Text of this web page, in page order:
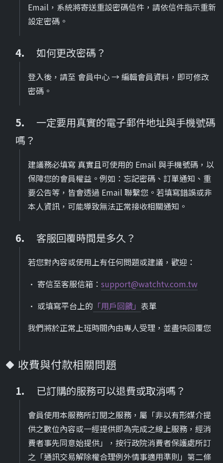
Email，系統將寄送重設密碼信件，請依信件指示重新
設定密碼。
如何更改密碼？
登入後，請至 會員中心 → 編輯會員資料，即可修改
密碼。
一定要用真實的電子郵件地址與手機號碼
嗎？
建議務必填寫 真實且可使用的 Email 與手機號碼，以
保障您的會員權益。例如：忘記密碼、訂單通知、重
要公告等，皆會透過 Email 聯繫您。若填寫錯誤或非
本人資訊，可能導致無法正常接收相關通知。
客服回覆時間是多久？
若您對內容或使用上有任何問題或建議，歡迎：
• 寄信至客服信箱：support@watchtv.com.tw
• 或填寫平台上的 「用戶回饋」表單
我們將於正常上班時間內由專人受理，並盡快回覆您
收費與付款相關問題
已訂購的服務可以退費或取消嗎？
會員使用本服務所訂閱之服務，屬「非以有形媒介提
供之數位內容或一經提供即為完成之線上服務，經消
費者事先同意始提供」，按行政院消費者保護處所訂
之「通訊交易解除權合理例外情事適用準則」第二條